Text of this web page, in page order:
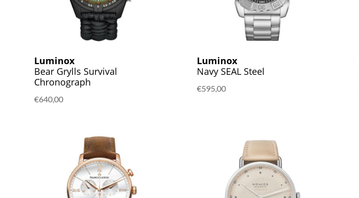
Luminox
Bear Grylls Survival
Chronograph
€640,00
Luminox
Navy SEAL Steel
€595,00